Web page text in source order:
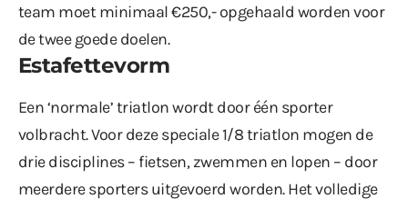
team moet minimaal €250,- opgehaald worden voor
de twee goede doelen.
Estafettevorm
Een ‘normale’ triatlon wordt door één sporter
volbracht. Voor deze speciale 1/8 triatlon mogen de
drie disciplines – fietsen, zwemmen en lopen – door
meerdere sporters uitgevoerd worden. Het volledige